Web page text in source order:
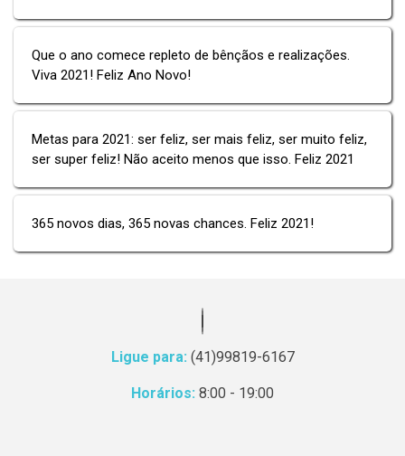
Que o ano comece repleto de bênçãos e realizações.
Viva 2021! Feliz Ano Novo!
Metas para 2021: ser feliz, ser mais feliz, ser muito feliz,
ser super feliz! Não aceito menos que isso. Feliz 2021
365 novos dias, 365 novas chances. Feliz 2021!
Ligue para: (41)99819-6167
Horários: 8:00 - 19:00